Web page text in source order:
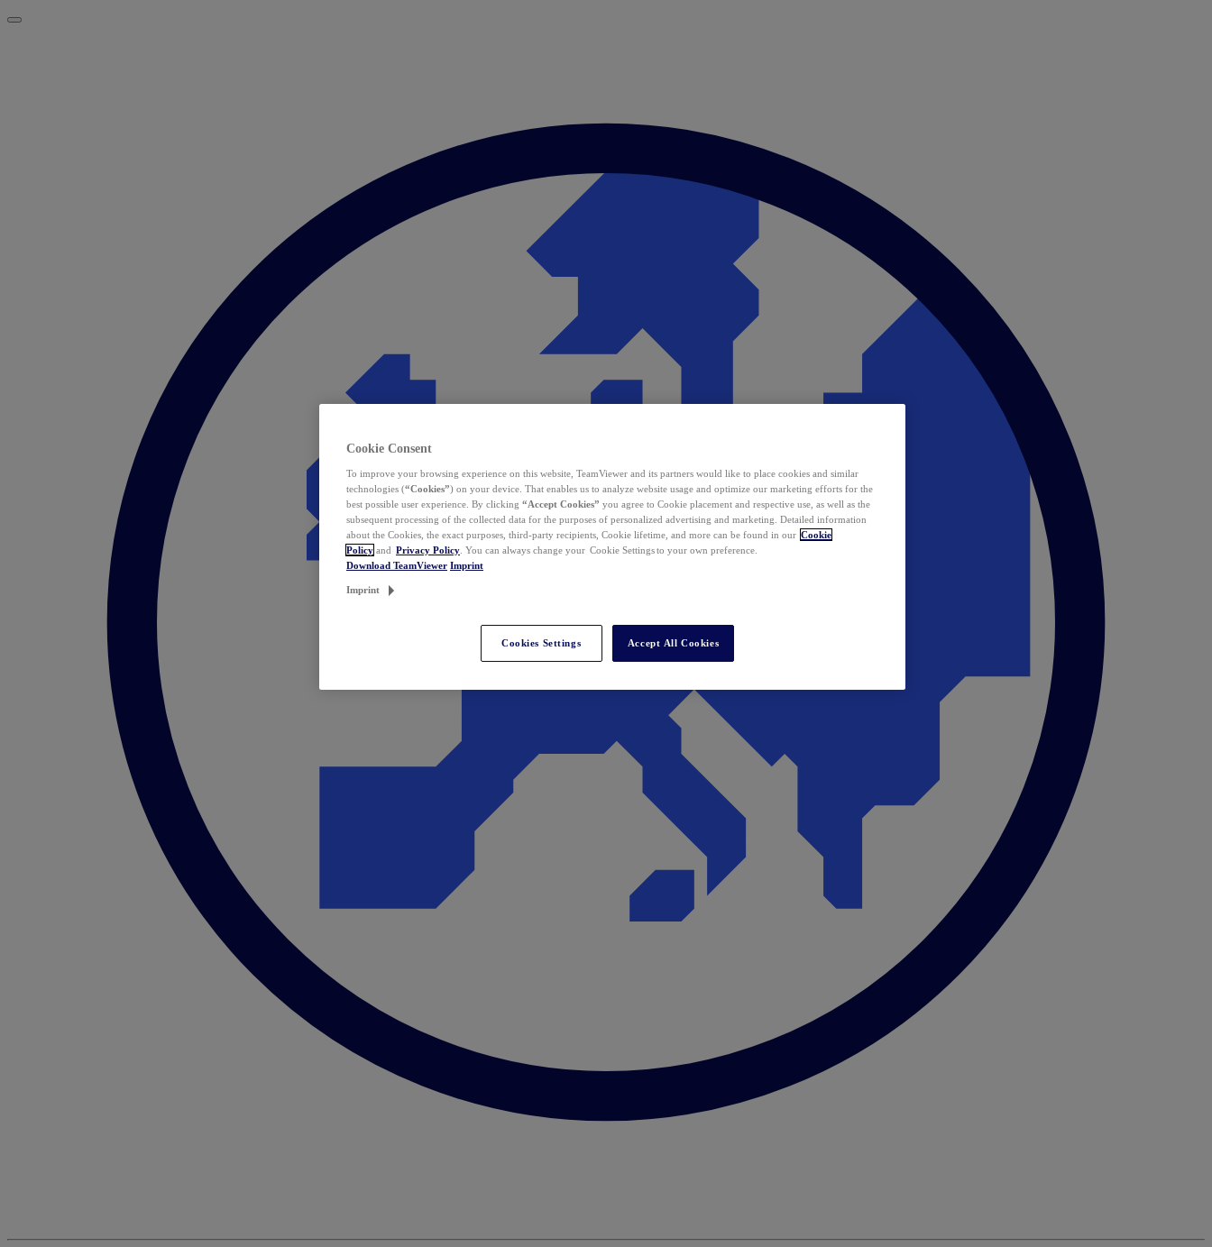
Cookie Consent
To improve your browsing experience on this website, TeamViewer and its partners would like to place cookies and similar
technologies (“Cookies”) on your device. That enables us to analyze website usage and optimize our marketing efforts for the
best possible user experience. By clicking “Accept Cookies” you agree to Cookie placement and respective use, as well as the
subsequent processing of the collected data for the purposes of personalized advertising and marketing. Detailed information
about the Cookies, the exact purposes, third-party recipients, Cookie lifetime, and more can be found in our Cookie
Policy and Privacy Policy . You can always change your Cookie Settings to your own preference.
Download TeamViewer Imprint
Imprint
Cookies Settings Accept All Cookies